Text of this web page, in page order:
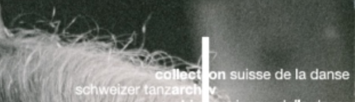
In Kooperation mit dem Museum für Gestaltung Zürich wurde das
Schaffen Sigurds Leeder 2017 erstmals einer breiten Öffentlichkeit
präsentiert. Im Kontext der Ausstellung erschien auch eine
reichlich illustrierte Publikation.